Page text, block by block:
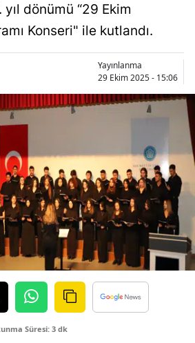
Bingöl
Bitlis
Burdur
Bursa
Çanakkale
Çankırı
Çorum
Denizli
dönümü “29 Ekim
Konseri" ile kutlandı.
Yayınlanma
29 Ekim 2025 - 15:06
Süresi: 3 dk